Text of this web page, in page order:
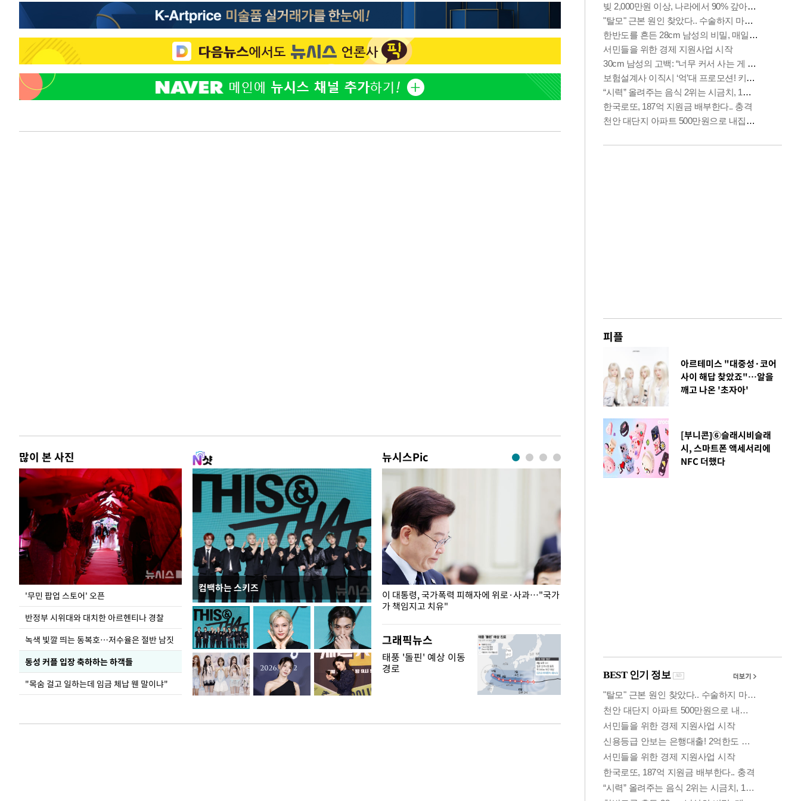
많이 본 사진
'무민 팝업 스토어' 오픈
반정부 시위대와 대치한 아르헨티나 경찰
녹색 빛깔 띄는 동복호…저수율은 절반 남짓
동성 커플 입장 축하하는 하객들
"목숨 걸고 일하는데 임금 체납 웬 말이냐"
컴백하는 스키즈
뉴시스Pic
지석천 뒤덮은 개구리밥
이 대통령, 국가폭력 피해자에 위로·사과…"국가
가 책임지고 치유"
그래픽뉴스
태풍 '돌핀' 예상 이동
경로
피플
아르테미스 "대중성·코어
사이 해답 찾았죠"…알을
깨고 나온 '초자아'
[부니콘]⑥슬래시비슬래
시, 스마트폰 액세서리에
NFC 더했다